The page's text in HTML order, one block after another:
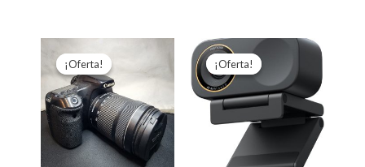
¡Oferta!
¡Oferta!
precio
original
era:
S/1,600.00.
precio
S/1,300.00.
¡Oferta!
¡Oferta!
El
precio
original
era:
S/850.00.
El
precio
S/800.00.